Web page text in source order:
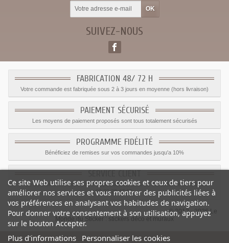
SUIVEZ-NOUS
FABRICATION 48/ 72 H
Votre commande est fabriquée sous 2 à 3 jours en moyenne (hors livraison)
PAIEMENT SÉCURISÉ
Les moyens de paiement proposés sont tous totalement sécurisés
PROGRAMME FIDÉLITÉ
Bénéficiez de remises sur vos commandes jusqu'a 10%
Le service client est a votre disposition du lundi au vendredi de 8h à 17h
09.82.28.47.69.
© 2012 - 2026 Le
Monde du Sticker :
stickers déco et muraux
Ce site Web utilise ses propres cookies et ceux de tiers pour
améliorer nos services et vous montrer des publicités liées à
vos préférences en analysant vos habitudes de navigation.
Pour donner votre consentement à son utilisation, appuyez
sur le bouton Accepter.
Plus d'informations Personnaliser les cookies